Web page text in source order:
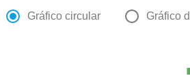
Gráfico circular Gráfico